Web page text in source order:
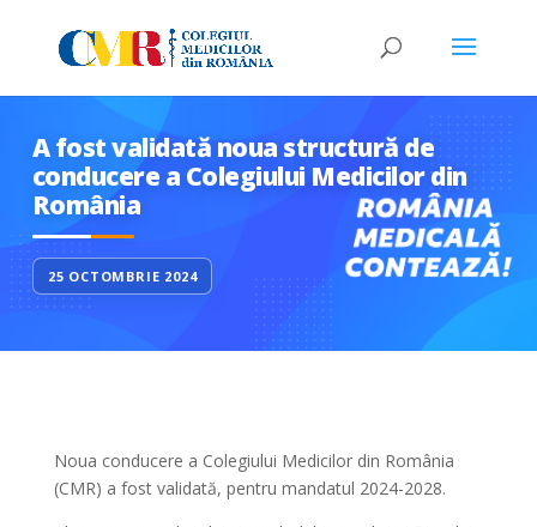
A fost validată noua structură de
conducere a Colegiului Medicilor din
România
25 OCTOMBRIE 2024
Noua conducere a Colegiului Medicilor din România
(CMR) a fost validată, pentru mandatul 2024-2028.